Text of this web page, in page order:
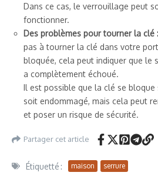
Dans ce cas, le verrouillage peut
fonctionner.
Des problèmes pour tourner la clé :
pas à tourner la clé dans votre
bloquée, cela peut indiquer que le
a complètement échoué.
Il est possible que la clé se bloque
soit endommagé, mais cela peut
et poser un risque de sécurité.
Partager cet article
Étiquetté : maison serrure